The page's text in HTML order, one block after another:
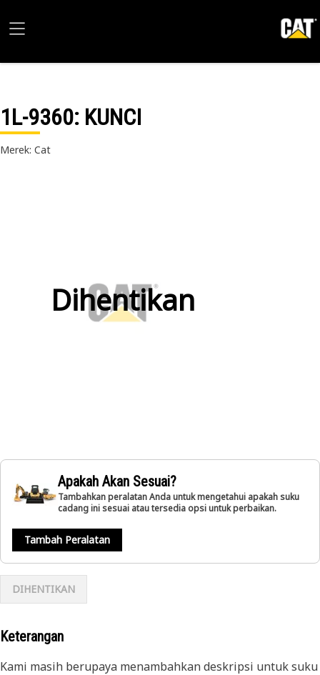
1L-9360: KUNCI
Merek: Cat
Dihentikan
Apakah Akan Sesuai?
Tambahkan peralatan Anda untuk mengetahui apakah suku
cadang ini sesuai atau tersedia opsi untuk perbaikan.
Tambah Peralatan
DIHENTIKAN
Keterangan
Kami masih berupaya menambahkan deskripsi untuk suku